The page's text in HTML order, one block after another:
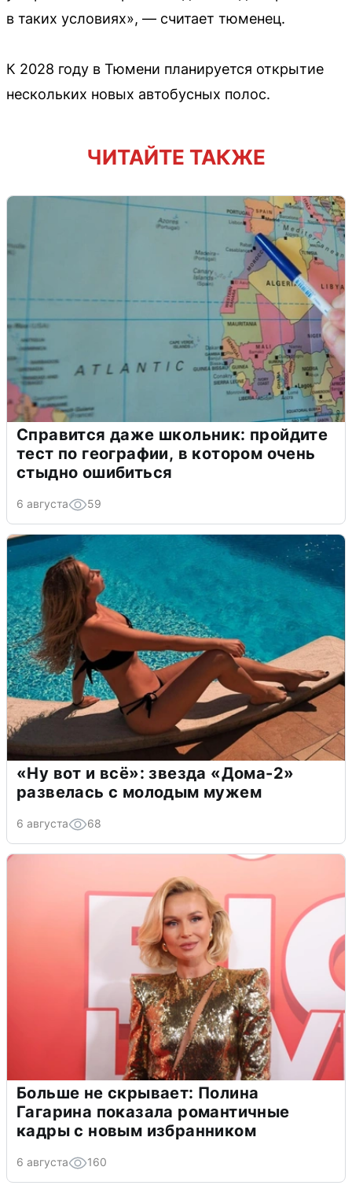
в таких условиях», — считает тюменец.
К 2028 году в Тюмени планируется открытие
нескольких новых автобусных полос.
ЧИТАЙТЕ ТАКЖЕ
Справится даже школьник: пройдите
тест по географии, в котором очень
стыдно ошибиться
6 августа 59
«Ну вот и всё»: звезда «Дома-2»
развелась с молодым мужем
6 августа 68
Больше не скрывает: Полина
Гагарина показала романтичные
кадры с новым избранником
6 августа 160